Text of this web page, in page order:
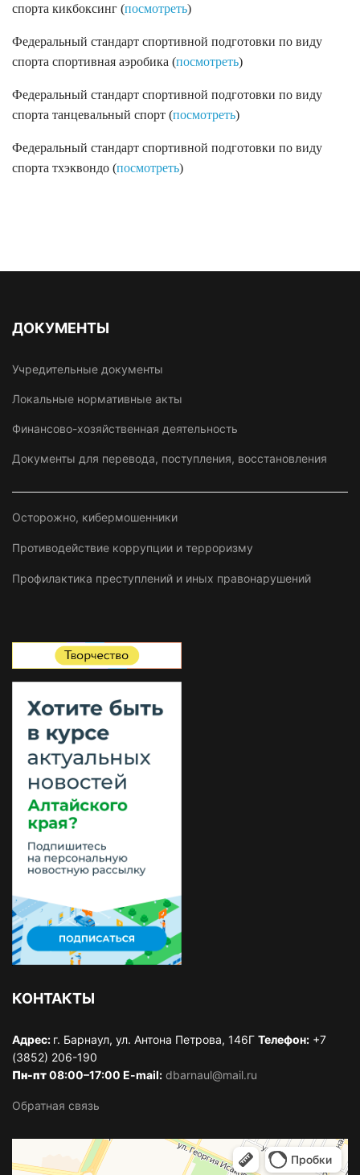
спорта кикбоксинг (посмотреть)
Федеральный стандарт спортивной подготовки по виду
спорта спортивная аэробика (посмотреть)
Федеральный стандарт спортивной подготовки по виду
спорта танцевальный спорт (посмотреть)
Федеральный стандарт спортивной подготовки по виду
спорта тхэквондо (посмотреть)
ДОКУМЕНТЫ
Учредительные документы
Локальные нормативные акты
Финансово-хозяйственная деятельность
Документы для перевода, поступления, восстановления
Осторожно, кибермошенники
Противодействие коррупции и терроризму
Профилактика преступлений и иных правонарушений
КОНТАКТЫ
Адрес: г. Барнаул, ул. Антона Петрова, 146Г Телефон: +7
(3852) 206-190
Пн-пт08:00–17:00 E-mail: dbarnaul@mail.ru
Обратная связь